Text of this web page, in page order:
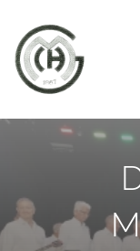
content
DER CHOR